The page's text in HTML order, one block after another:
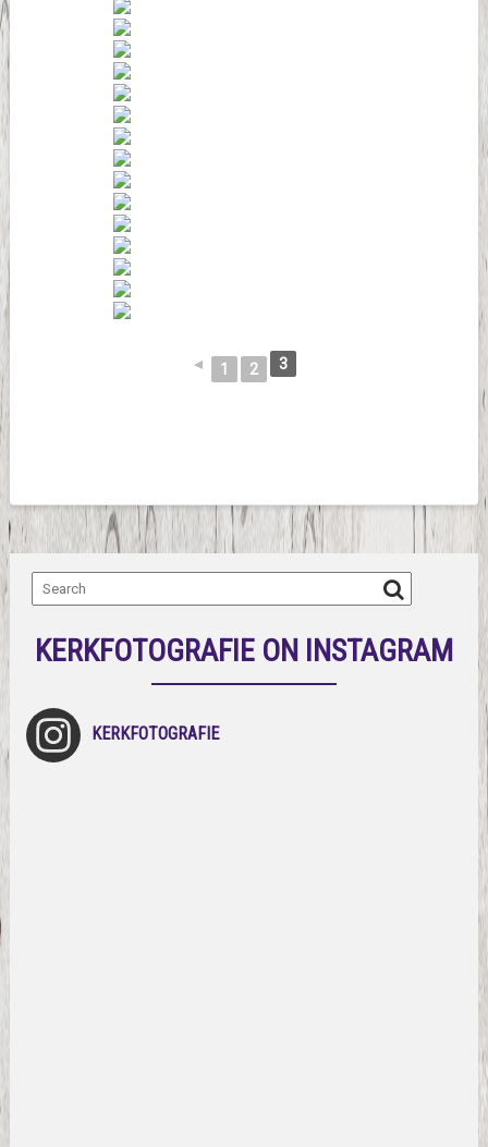
◄ 1 2 3
KERKFOTOGRAFIE ON INSTAGRAM
KERKFOTOGRAFIE